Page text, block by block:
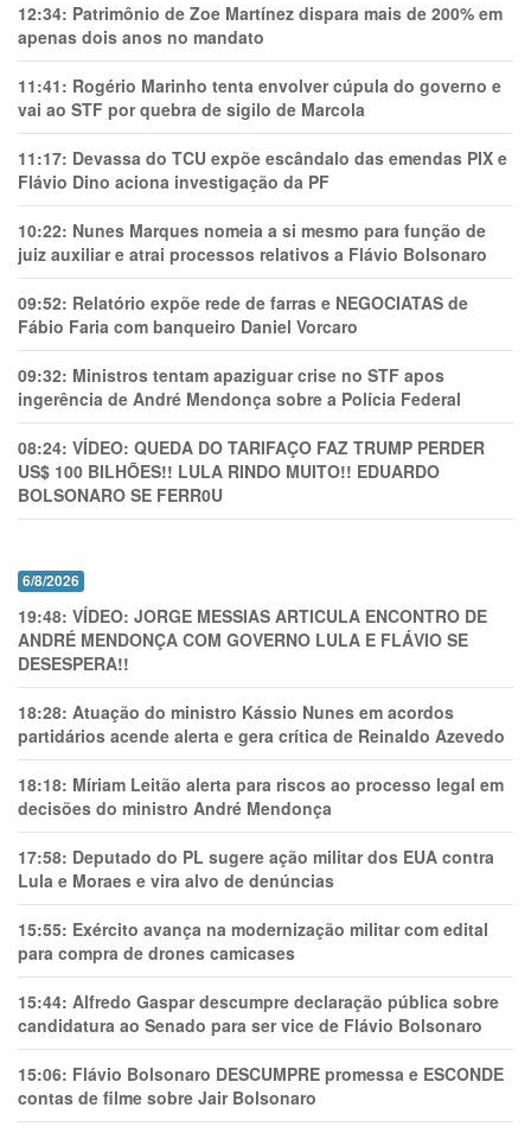
12:34: Patrimônio de Zoe Martínez dispara mais de 200% em
apenas dois anos no mandato
11:41: Rogério Marinho tenta envolver cúpula do governo e
vai ao STF por quebra de sigilo de Marcola
11:17: Devassa do TCU expõe escândalo das emendas PIX e
Flávio Dino aciona investigação da PF
10:22: Nunes Marques nomeia a si mesmo para função de
juiz auxiliar e atrai processos relativos a Flávio Bolsonaro
09:52: Relatório expõe rede de farras e NEGOCIATAS de
Fábio Faria com banqueiro Daniel Vorcaro
09:32: Ministros tentam apaziguar crise no STF apos
ingerência de André Mendonça sobre a Polícia Federal
08:24: VÍDEO: QUEDA DO TARIFAÇO FAZ TRUMP PERDER
US$ 100 BILHÕES!! LULA RINDO MUITO!! EDUARDO
BOLSONARO SE FERR0U
6/8/2026
19:48: VÍDEO: JORGE MESSIAS ARTICULA ENCONTRO DE
ANDRÉ MENDONÇA COM GOVERNO LULA E FLÁVIO SE
DESESPERA!!
18:28: Atuação do ministro Kássio Nunes em acordos
partidários acende alerta e gera crítica de Reinaldo Azevedo
18:18: Míriam Leitão alerta para riscos ao processo legal em
decisões do ministro André Mendonça
17:58: Deputado do PL sugere ação militar dos EUA contra
Lula e Moraes e vira alvo de denúncias
15:55: Exército avança na modernização militar com edital
para compra de drones camicases
15:44: Alfredo Gaspar descumpre declaração pública sobre
candidatura ao Senado para ser vice de Flávio Bolsonaro
15:06: Flávio Bolsonaro DESCUMPRE promessa e ESCONDE
contas de filme sobre Jair Bolsonaro